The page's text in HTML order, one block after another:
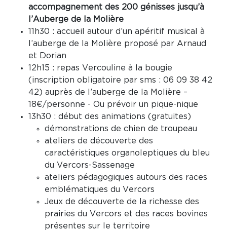
accompagnement des 200 génisses jusqu’à
l’Auberge de la Molière
11h30 : accueil autour d’un apéritif musical à
l’auberge de la Molière proposé par Arnaud
et Dorian
12h15 : repas Vercouline à la bougie
(inscription obligatoire par sms : 06 09 38 42
42) auprès de l’auberge de la Molière –
18€/personne - Ou prévoir un pique-nique
13h30 : début des animations (gratuites)
démonstrations de chien de troupeau
ateliers de découverte des
caractéristiques organoleptiques du bleu
du Vercors-Sassenage
ateliers pédagogiques autours des races
emblématiques du Vercors
Jeux de découverte de la richesse des
prairies du Vercors et des races bovines
présentes sur le territoire